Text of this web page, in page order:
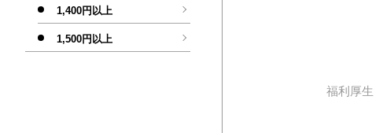
1,400円以上
1,500円以上
福利厚生